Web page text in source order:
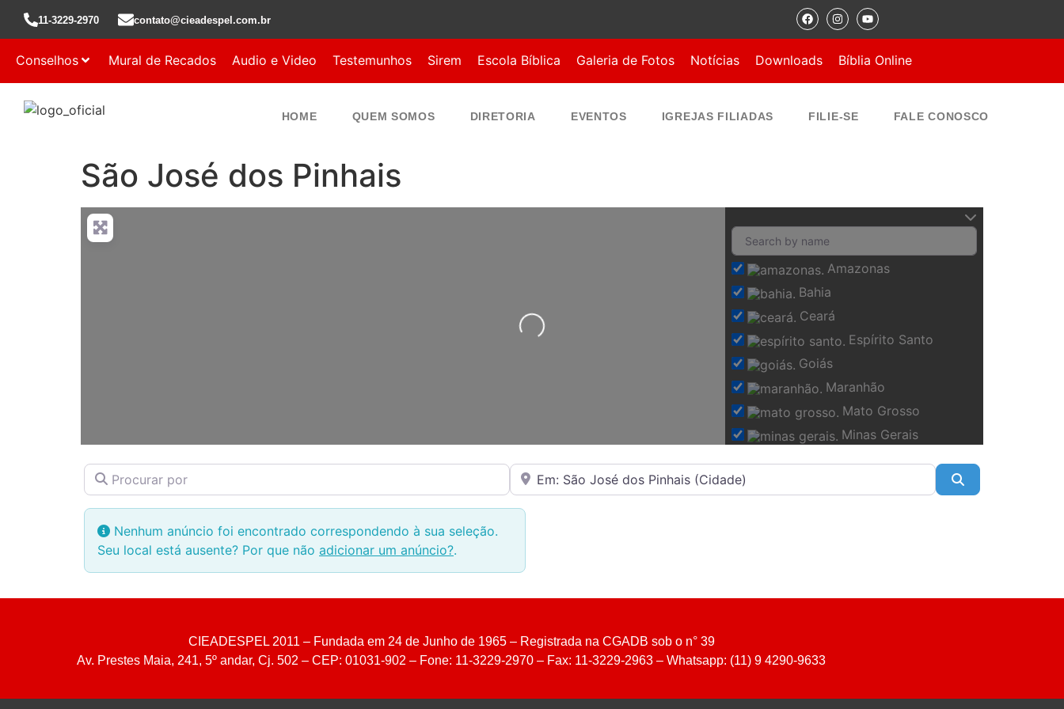
11-3229-2970 contato@cieadespel.com.br
Conselhos Mural de Recados Audio e Video Testemunhos Sirem Escola Bíblica Galeria de Fotos Notícias Downloads Bíblia Online
HOME QUEM SOMOS DIRETORIA EVENTOS IGREJAS FILIADAS FILIE-SE FALE CONOSCO
São José dos Pinhais
Carregando...
Amazonas
Bahia
Ceará
Espírito Santo
Goiás
Maranhão
Mato Grosso
Minas Gerais
Roraima
Procurar por Perto de
Nenhum anúncio foi encontrado correspondendo à sua seleção.
Seu local está ausente? Por que não adicionar um anúncio?.
CIEADESPEL 2011 – Fundada em 24 de Junho de 1965 – Registrada na CGADB sob o n° 39
Av. Prestes Maia, 241, 5º andar, Cj. 502 – CEP: 01031-902 – Fone: 11-3229-2970 – Fax: 11-3229-2963 – Whatsapp: (11) 9 4290-9633